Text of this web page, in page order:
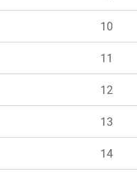
10
11
12
13
14